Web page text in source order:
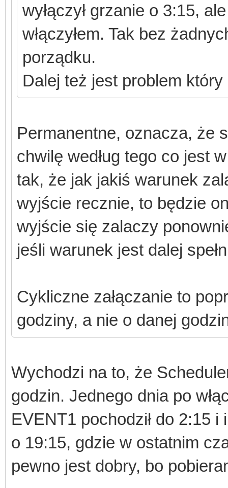
wyłączył grzanie o 3:15,
włączyłem. Tak bez
porządku.
Dalej też jest problem
Permanentne, oznacza, że
chwilę według tego co jest
tak, że jak jakiś warunek
wyjście recznie, to będzie
wyjście się zalaczy
jeśli warunek jest dalej
Cykliczne załączanie to
godziny, a nie o danej
Wychodzi na to, że
godzin. Jednego dnia po
EVENT1 pochodził do 2:15 i
o 19:15, gdzie w ostatnim
pewno jest dobry, bo